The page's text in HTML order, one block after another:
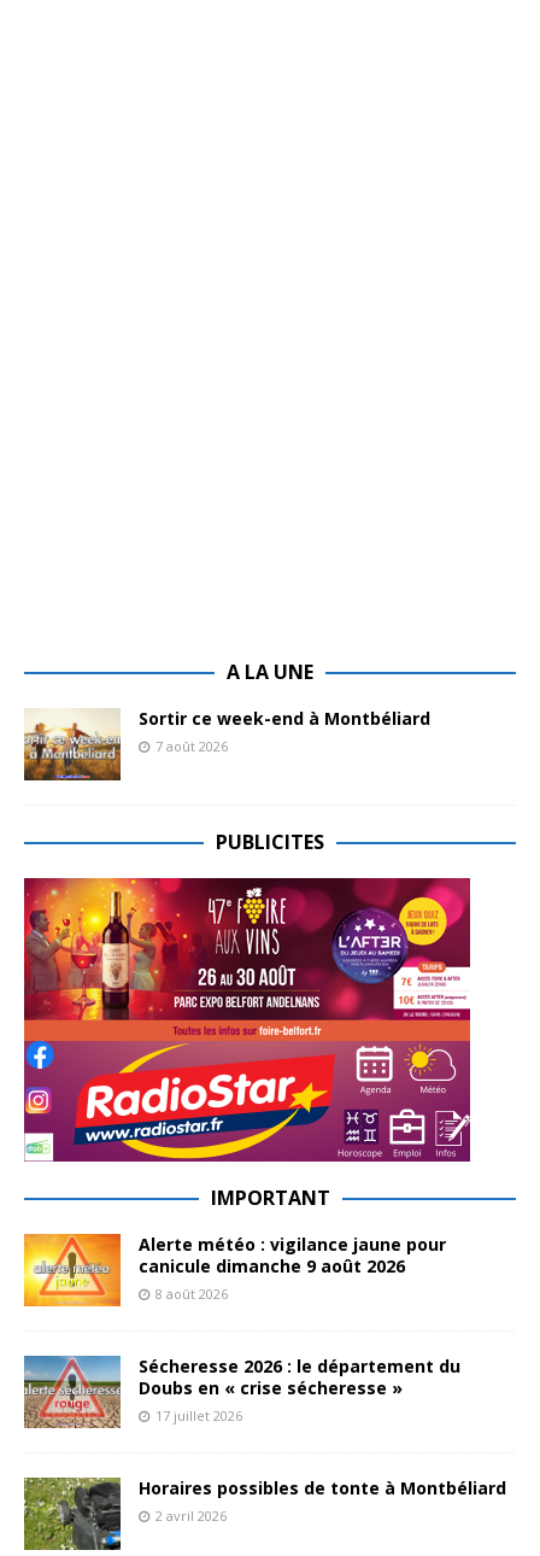
A LA UNE
Sortir ce week-end à Montbéliard
7 août 2026
PUBLICITES
IMPORTANT
Alerte météo : vigilance jaune pour
canicule dimanche 9 août 2026
8 août 2026
Sécheresse 2026 : le département du
Doubs en « crise sécheresse »
17 juillet 2026
Horaires possibles de tonte à Montbéliard
2 avril 2026